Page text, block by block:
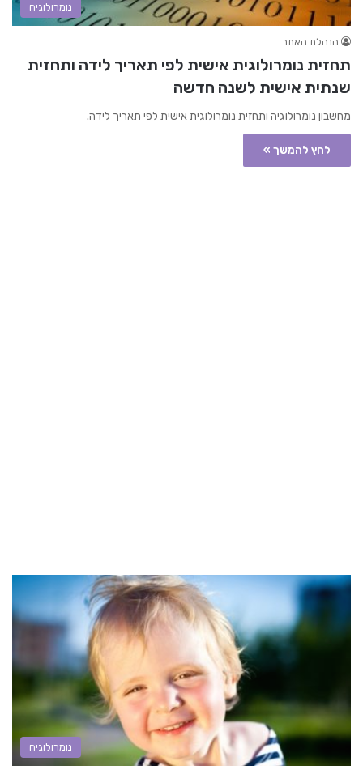
נומרולוגיה
הנהלת האתר
תחזית נומרולוגית אישית לפי תאריך לידה ותחזית
שנתית אישית לשנה חדשה
מחשבון נומרולוגיה ותחזית נומרולוגית אישית לפי תאריך לידה.
לחץ להמשך »
נומרולוגיה